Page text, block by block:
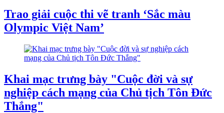
Trao giải cuộc thi vẽ tranh ‘Sắc màu
Olympic Việt Nam’
Khai mạc trưng bày "Cuộc đời và sự
nghiệp cách mạng của Chủ tịch Tôn Đức
Thắng"